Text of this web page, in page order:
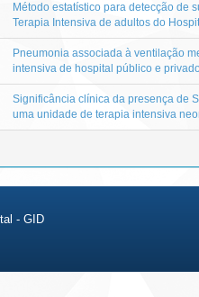
Método estatístico para detecção de
Terapia Intensiva de adultos do
Pneumonia associada à ventilação
intensiva de hospital público e
Significância clínica da presença de
uma unidade de terapia intensiva
- GID